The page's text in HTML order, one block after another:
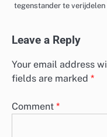
tegenstander te
Leave a Reply
Your email address
fields are marked *
Comment *